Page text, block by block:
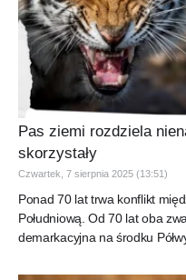
Pas ziemi rozdziela
skorzystały
Czwartek, 7 sierpnia 2025 (13:51)
Ponad 70 lat trwa konflikt
Południową. Od 70 lat oba
demarkacyjna na środku